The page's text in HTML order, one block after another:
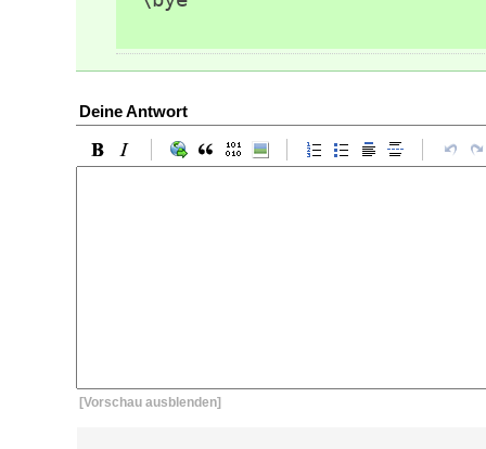
Deine Antwort
[Vorschau ausblenden]